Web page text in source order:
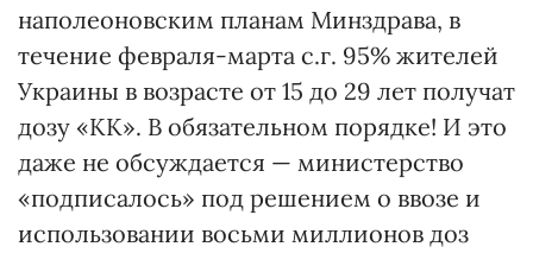
наполеоновским планам Минздрава, в
течение февраля-марта с.г. 95% жителей
Украины в возрасте от 15 до 29 лет получат
дозу «КК». В обязательном порядке! И это
даже не обсуждается — министерство
«подписалось» под решением о ввозе и
использовании восьми миллионов доз